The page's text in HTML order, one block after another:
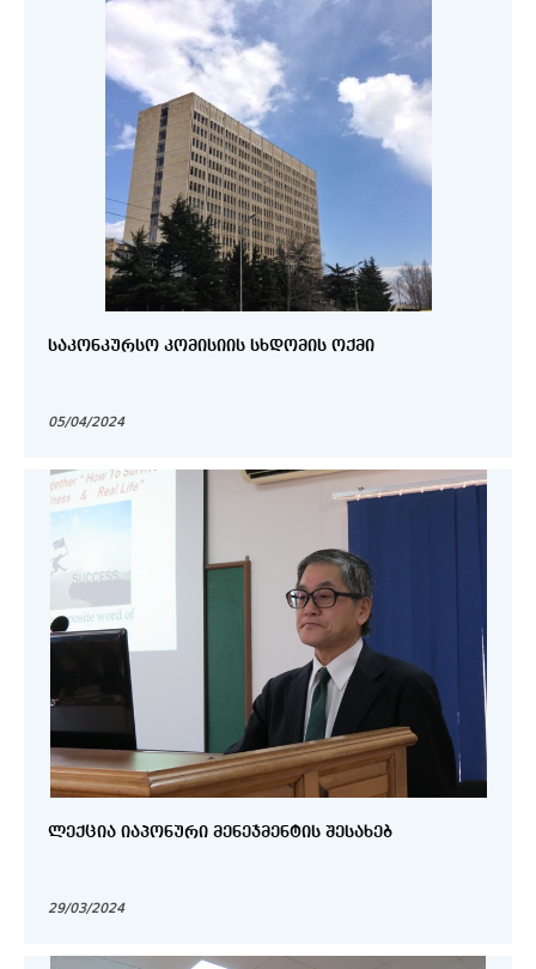
ᲡᲐᲙᲝᲜᲙᲣᲠᲡᲝ ᲙᲝᲛᲘᲡᲘᲘᲡ ᲡᲮᲓᲝᲛᲘᲡ ᲝᲥᲛᲘ
05/04/2024
ᲚᲔᲥᲪᲘᲐ ᲘᲐᲞᲝᲜᲣᲠᲘ ᲛᲔᲜᲔᲯᲛᲔᲜᲢᲘᲡ ᲨᲔᲡᲐᲮᲔᲑ
29/03/2024